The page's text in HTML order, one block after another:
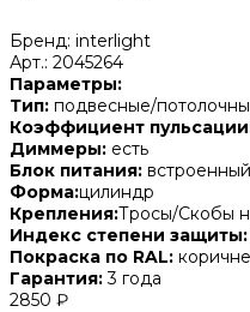
Бренд: interlight
Арт.: 2045264
Параметры:
Тип: подвесные/
Коэффициент
Диммеры: есть
Блок питания: встроенный
Форма:цилиндр
Крепления:Тросы/Скобы
Индекс степени защиты:
Покраска по RAL:
Гарантия:3 года
2850 ₽